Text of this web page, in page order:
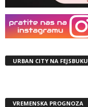
URBAN CITY NA FEJSBUKU
VREMENSKA PROGNOZA